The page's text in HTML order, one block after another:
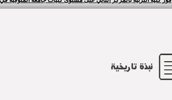
نبذة تاريخية